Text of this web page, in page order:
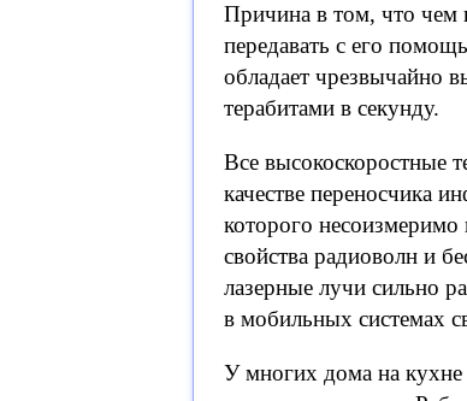
Причина в том, что чем
передавать с его
обладает чрезвычайно
терабитами в секунду.
Все высокоскоростные
качестве переносчика
которого
свойства радиоволн и
лазерные лучи сильно
в мобильных системах
У многих дома на